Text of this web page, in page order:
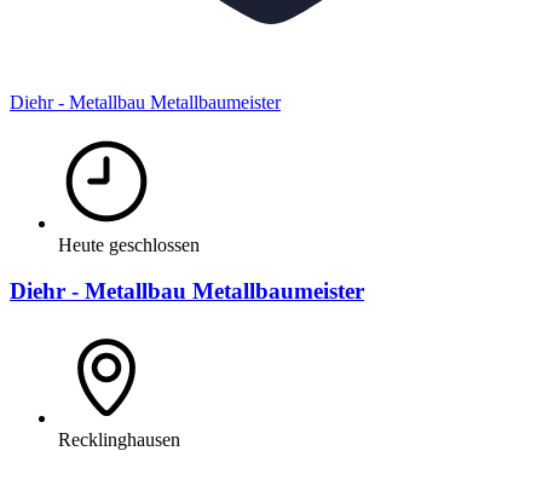
Diehr - Metallbau Metallbaumeister
Heute geschlossen
Diehr - Metallbau Metallbaumeister
Recklinghausen